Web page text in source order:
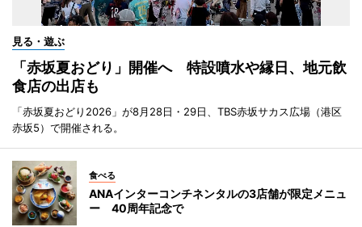
見る・遊ぶ
「赤坂夏おどり」開催へ 特設噴水や縁日、地元飲
食店の出店も
「赤坂夏おどり2026」が8月28日・29日、TBS赤坂サカス広場（港区
赤坂5）で開催される。
食べる
ANAインターコンチネンタルの3店舗が限定メニュ
ー 40周年記念で